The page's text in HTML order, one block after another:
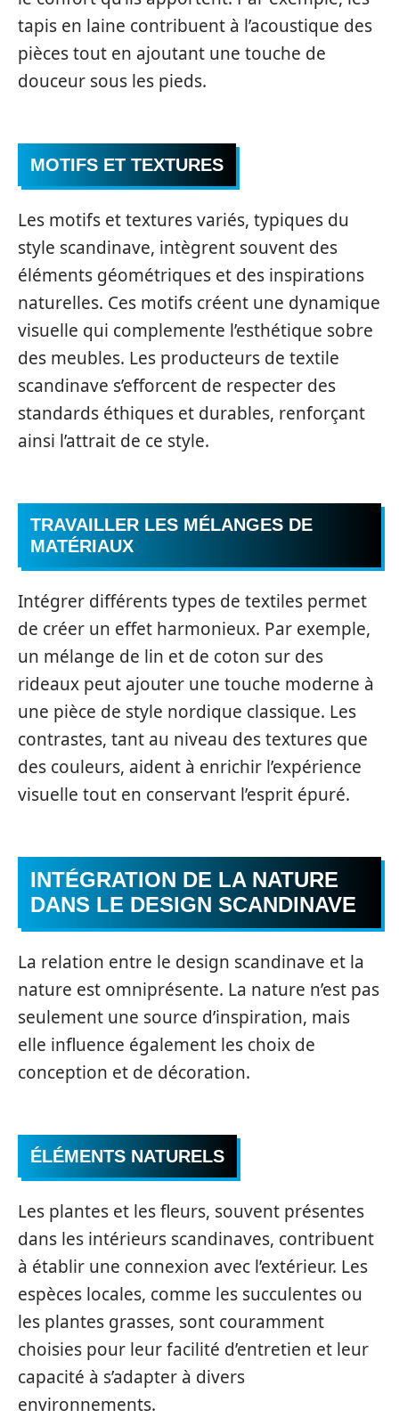
tapis en laine contribuent à l’acoustique des
pièces tout en ajoutant une touche de
douceur sous les pieds.
MOTIFS ET TEXTURES
Les motifs et textures variés, typiques du
style scandinave, intègrent souvent des
éléments géométriques et des inspirations
naturelles. Ces motifs créent une dynamique
visuelle qui complemente l’esthétique sobre
des meubles. Les producteurs de textile
scandinave s’efforcent de respecter des
standards éthiques et durables, renforçant
ainsi l’attrait de ce style.
TRAVAILLER LES MÉLANGES DE
MATÉRIAUX
Intégrer différents types de textiles permet
de créer un effet harmonieux. Par exemple,
un mélange de lin et de coton sur des
rideaux peut ajouter une touche moderne à
une pièce de style nordique classique. Les
contrastes, tant au niveau des textures que
des couleurs, aident à enrichir l’expérience
visuelle tout en conservant l’esprit épuré.
INTÉGRATION DE LA NATURE
DANS LE DESIGN SCANDINAVE
La relation entre le design scandinave et la
nature est omniprésente. La nature n’est pas
seulement une source d’inspiration, mais
elle influence également les choix de
conception et de décoration.
ÉLÉMENTS NATURELS
Les plantes et les fleurs, souvent présentes
dans les intérieurs scandinaves, contribuent
à établir une connexion avec l’extérieur. Les
espèces locales, comme les succulentes ou
les plantes grasses, sont couramment
choisies pour leur facilité d’entretien et leur
capacité à s’adapter à divers
environnements.